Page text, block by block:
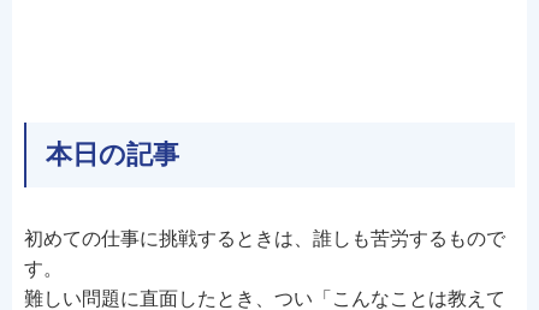
本日の記事
初めての仕事に挑戦するときは、誰しも苦労するもので
す。
難しい問題に直面したとき、つい「こんなことは教えて